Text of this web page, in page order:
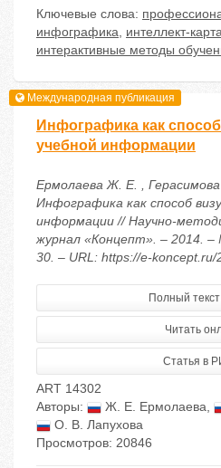
Ключевые слова:
инфографика, интеллект-
интерактивные методы
Международная публикация
Инфографика как
учебной информации
Ермолаева Ж. Е. ,
Инфографика как способ
информации // Научно-
журнал «Концепт». – 2014.
30. – URL: https://e-koncept.ru/
Полный текст
Читать
Статья в
ART 14302
Авторы:
Ж. Е. Ермолаева,
О. В. Лапухова
Просмотров: 20846